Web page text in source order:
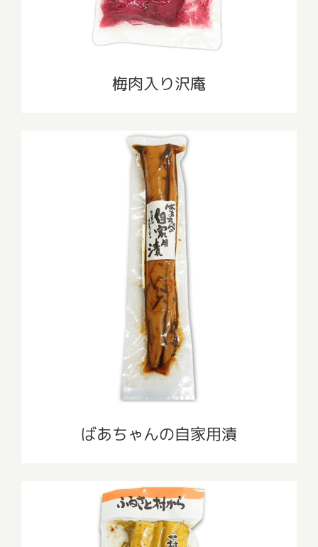
梅肉入り沢庵
ばあちゃんの自家用漬
ばあちゃんの自家用漬